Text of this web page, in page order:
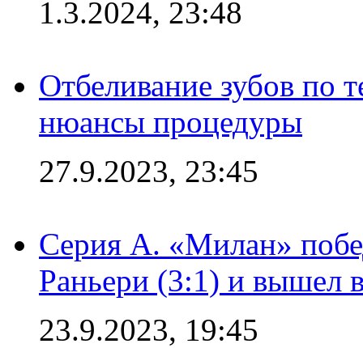
1.3.2024, 23:48
Отбеливание зубов по
нюансы процедуры
27.9.2023, 23:45
Серия А. «Милан»
Раньери (3:1) и вышел
23.9.2023, 19:45